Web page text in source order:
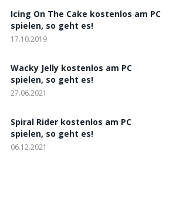
Icing On The Cake kostenlos am PC
spielen, so geht es!
17.10.2019
Wacky Jelly kostenlos am PC
spielen, so geht es!
27.06.2021
Spiral Rider kostenlos am PC
spielen, so geht es!
06.12.2021